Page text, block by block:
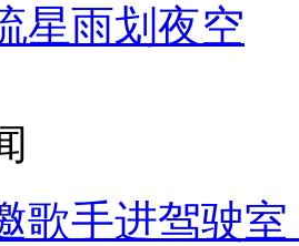
星雨划夜空
歌手进驾驶